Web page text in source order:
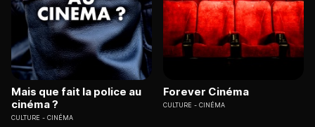
Mais que fait la police au
cinéma ?
CULTURE CINÉMA
Forever Cinéma
CULTURE CINÉMA